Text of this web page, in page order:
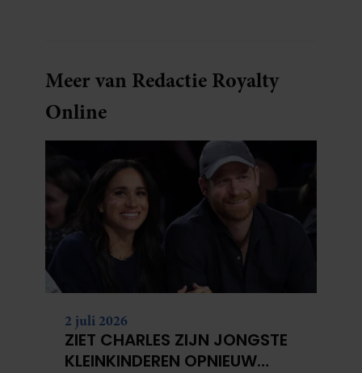
Meer van Redactie Royalty
Online
2 juli 2026
ZIET CHARLES ZIJN JONGSTE
KLEINKINDEREN OPNIEUW